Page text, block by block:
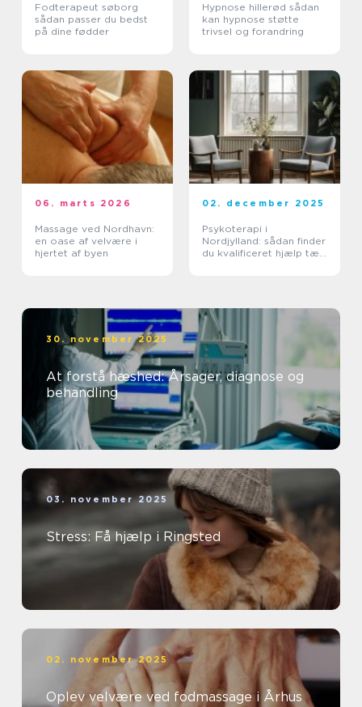
Fodterapeut søborg
sådan passer du bedst
på dine fødder
Hypnose hillerød sådan
kan hypnose støtte
trivsel og forandring
06. marts 2026
Massage ved Nordhavn:
en oase af velvære i
hjertet af byen
02. december 2025
Psykoterapi i
Nordjylland: sådan finder
du kvalificeret hjælp tæt
30. november 2025
At forstå hæshed: Årsager, diagnose og
behandling
03. november 2025
Stress: Få hjælp i Ringsted
02. november 2025
Oplev velvære ved fodmassage i Århus